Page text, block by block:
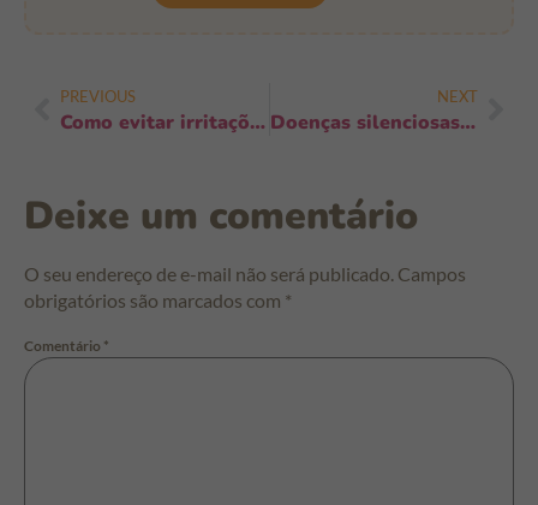
PREVIOUS
Como evitar irritações causadas por suor: 8 passos rápidos e eficazes
NEXT
Doenças silenciosas que podem afetar bebês: sinais que todo pai precisa notar
Deixe um comentário
O seu endereço de e-mail não será publicado. Campos
obrigatórios são marcados com *
Comentário *